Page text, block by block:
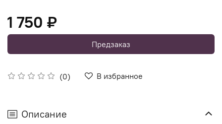
(0) В избранное
1 750 ₽
Предзаказ
Описание